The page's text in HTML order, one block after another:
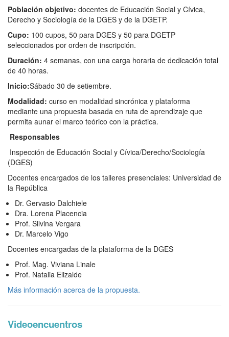
Población objetivo: docentes de Educación Social y Cívica,
Derecho y Sociología de la DGES y de la DGETP.
Cupo: 100 cupos, 50 para DGES y 50 para DGETP
seleccionados por orden de inscripción.
Duración: 4 semanas, con una carga horaria de dedicación total
de 40 horas.
Inicio:Sábado 30 de setiembre.
Modalidad: curso en modalidad sincrónica y plataforma
mediante una propuesta basada en ruta de aprendizaje que
permita aunar el marco teórico con la práctica.
Responsables
Inspección de Educación Social y Cívica/Derecho/Sociología
(DGES)
Docentes encargados de los talleres presenciales: Universidad de
la República
Dr. Gervasio Dalchiele
Dra. Lorena Placencia
Prof. Silvina Vergara
Dr. Marcelo Vigo
Docentes encargadas de la plataforma de la DGES
Prof. Mag. Viviana Linale
Prof. Natalia Elizalde
Más información acerca de la propuesta.
Videoencuentros